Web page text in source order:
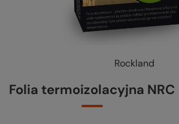
Rockland
Folia termoizolacyjna NRC